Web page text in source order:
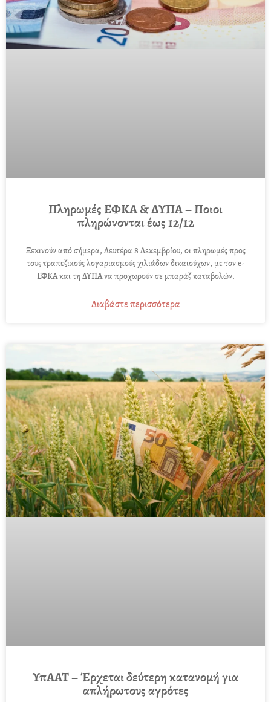
Πληρωμές ΕΦΚΑ & ΔΥΠΑ – Ποιοι
πληρώνονται έως 12/12
Ξεκινούν από σήμερα, Δευτέρα 8 Δεκεμβρίου, οι πληρωμές προς
τους τραπεζικούς λογαριασμούς χιλιάδων δικαιούχων, με τον e-
ΕΦΚΑ και τη ΔΥΠΑ να προχωρούν σε μπαράζ καταβολών.
Διαβάστε περισσότερα
ΥπΑΑΤ – Έρχεται δεύτερη κατανομή για
απλήρωτους αγρότες